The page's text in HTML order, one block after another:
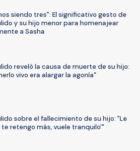
siendo tres": El significativo gesto de
y su hijo menor para homenajear
a Sasha
reveló la causa de muerte de su hijo:
vivo era alargar la agonía"
sobre el fallecimiento de su hijo: "Le
te retengo más, vuele tranquilo'"